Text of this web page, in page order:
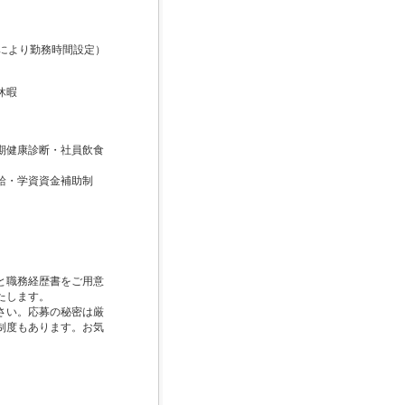
り勤務時間設定）
暇
健康診断・社員飲食
・学資資金補助制
職務経歴書をご用意
ます。
い。 応募の秘密は厳
度もあります。お気